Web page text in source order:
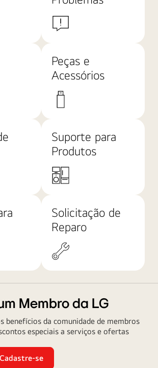
Peças e
Acessórios
Suporte para
Produtos
Solicitação de
Reparo
Membro da LG
benefícios da comunidade de membros
especiais a serviços e ofertas
Cadastre-se